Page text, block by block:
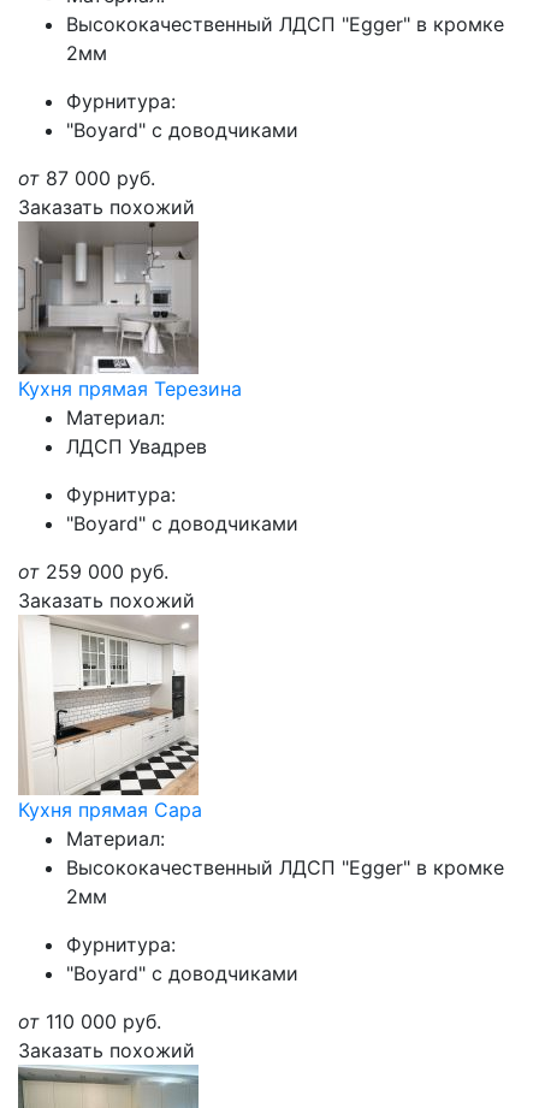
Высококачественный ЛДСП "Egger" в кромке
2мм
Фурнитура:
"Boyard" с доводчиками
от 87 000 руб.
Заказать похожий
Кухня прямая Терезина
Материал:
ЛДСП Увадрев
Фурнитура:
"Boyard" с доводчиками
от 259 000 руб.
Заказать похожий
Кухня прямая Сара
Материал:
Высококачественный ЛДСП "Egger" в кромке
2мм
Фурнитура:
"Boyard" с доводчиками
от 110 000 руб.
Заказать похожий